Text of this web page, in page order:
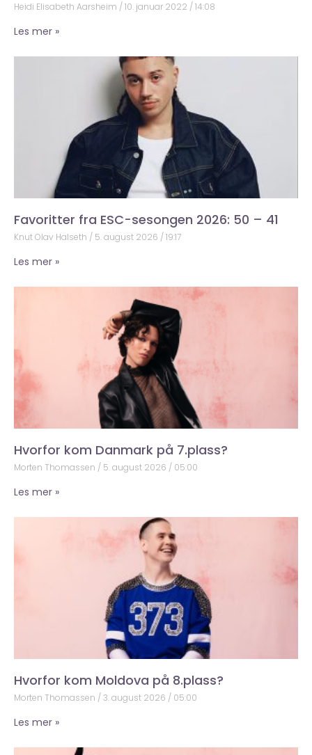
Heidi Elisabeth Aarsheim 10. januar 2022 14:08
Les mer »
Favoritter fra ESC-sesongen 2026: 50 – 41
Knut Olav Halseth 5. august 2026 19:17
Les mer »
Hvorfor kom Danmark på 7.plass?
Morten Thomassen 5. august 2026 05:00
Les mer »
Hvorfor kom Moldova på 8.plass?
Morten Thomassen 3. august 2026 05:00
Les mer »